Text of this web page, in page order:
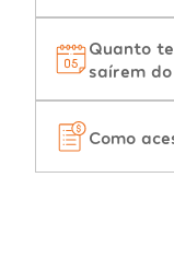
Quanto
saírem do
Como